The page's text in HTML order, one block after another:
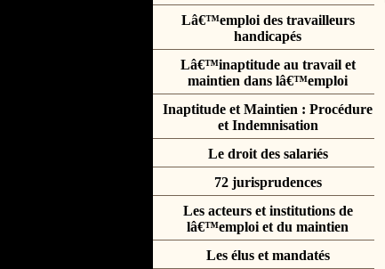
Lâ€™emploi des travailleurs
handicapés
Lâ€™inaptitude au travail et
maintien dans lâ€™emploi
Inaptitude et Maintien : Procédure
et Indemnisation
Le droit des salariés
72 jurisprudences
Les acteurs et institutions de
lâ€™emploi et du maintien
Les élus et mandatés